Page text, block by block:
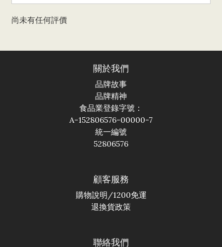
尚未有任何評價
關於我們
品牌故事
品牌精神
食品業登錄字號：
A-152806576-00000-7
統一編號
52806576
顧客服務
購物說明/1200免運
退換貨政策
聯絡我們